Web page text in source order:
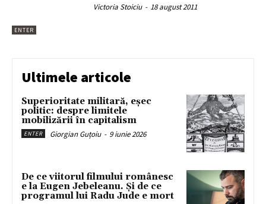
ENTER
Victoria Stoiciu - 18 august 2011
Ultimele articole
Superioritate militară, eșec
politic: despre limitele
mobilizării în capitalism
ENTER Giorgian Guțoiu - 9 iunie 2026
De ce viitorul filmului românesc
e la Eugen Jebeleanu. Și de ce
programul lui Radu Jude e mort